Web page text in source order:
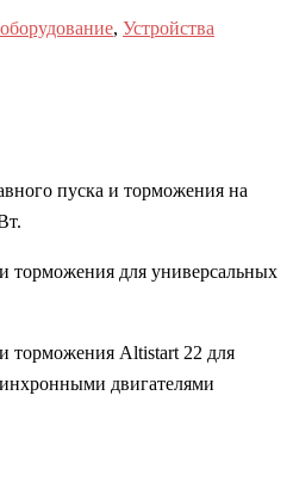
, Устройства
пуска и торможения на
торможения для универсальных
торможения Altistart 22 для
двигателями